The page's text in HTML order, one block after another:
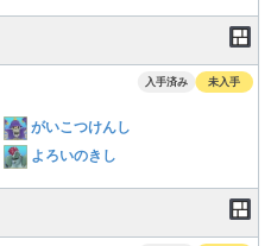
入手済み 未入手
がいこつけんし
よろいのきし